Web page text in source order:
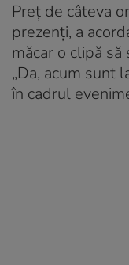
Preț de câteva
prezenți, a
măcar o clipă să
„Da, acum sunt
în cadrul